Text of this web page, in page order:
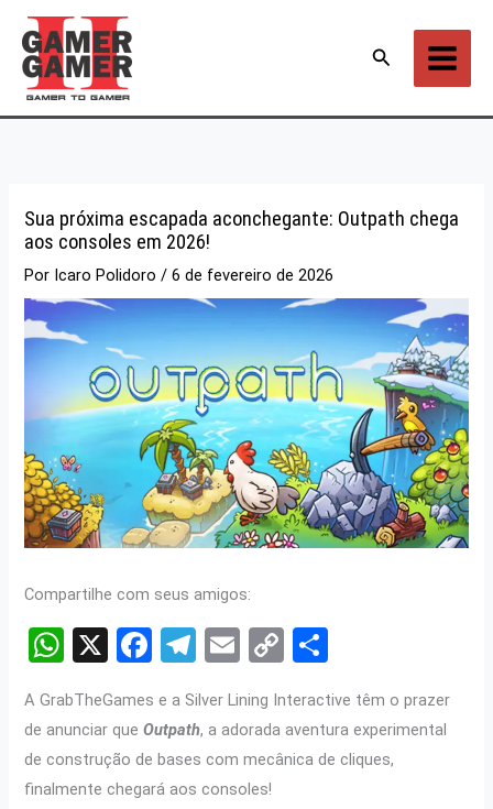
para
conteúdo
Pesquisar
Sua próxima escapada aconchegante: Outpath chega
aos consoles em 2026!
Por Icaro Polidoro/6 de fevereiro de 2026
Compartilhe com seus amigos:
W
at
s
A
X
F
ce
b
o
T
e
gr
a
E
ail
C
py
Li
ar
e
A GrabTheGames e a Silver Lining Interactive têm o prazer
de anunciar queOutpath, a adorada aventura experimental
de construção de bases com mecânica de cliques,
finalmente chegará aos consoles!